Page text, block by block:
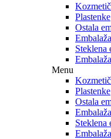
Plastenke
Ostala
Steklena
Menu
Plastenke
Ostala
Steklena